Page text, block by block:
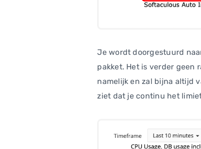
Je wordt doorgestuurd
pakket. Het is verder geen
namelijk en zal bijna altijd
ziet dat je continu het